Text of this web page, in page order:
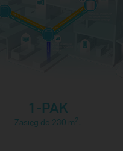
1-PAK
Zasięg do 230 m2 .